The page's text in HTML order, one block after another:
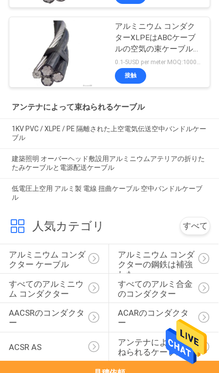
アルミニウム コンダク
ターXLPEはABCケーブ
ルの空気の束ケーブルを
絶縁した
0.1-5USD per meter MOQ:1000M
接触
アンテナによって束ねられるケーブル
1KV PVC / XLPE / PE 隔離された上空電気伝送空中バンドルケー
ブル
建築照明 オーバーヘッド敷設用アルミニウムアテリアの折りた
たみケーブルと電源配送ケーブル
低電圧上空用 アルミ製 電線 扭曲ケーブル 空中バンドルケーブ
ル
人気カテゴリ すべて
アルミニウム コンダ
クター ケーブル
アルミニウム コンダ
クターの鋼鉄は補強
した
すべてのアルミニウ
ム コンダクター
すべてのアルミ合金
のコンダクター
AACSRのコンダクタ
ー
ACARのコンダクタ
ー
ACSR AS
アンテナによって束
ねられるケーブル